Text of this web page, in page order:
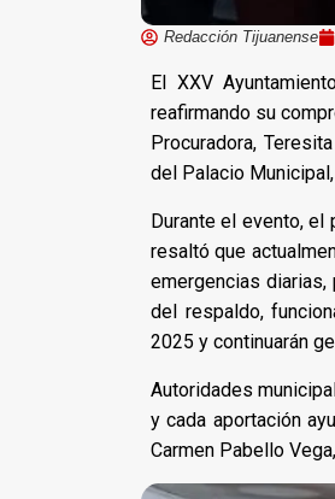
Redacción Tijuanense
El XXV
reafirmando su
Procuradora,
del Palacio
Durante el evento, el
resaltó que
emergencias
del respaldo,
2025 y continuarán
Autoridades
y cada aportación
Carmen Pabello